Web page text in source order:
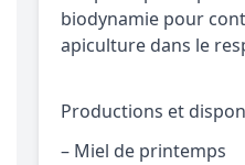
biodynamie pour
apiculture dans le
Productions et
– Miel de printemps